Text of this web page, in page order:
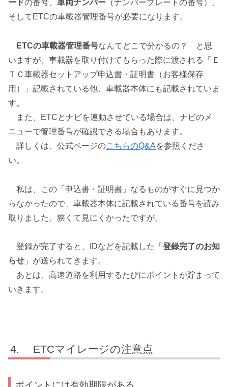
ードの番号、 車両ナンバー （ナンバープレートの番号）、
そしてETCの車載器管理番号が必要になります。
ETCの車載器管理番号なんてどこで分かるの？ と思
いますが、車載器を取り付けてもらった際に渡される「Ｅ
ＴＣ車載器セットアップ申込書・証明書（お客様保存
用）」記載されている他、車載器本体にも記載されていま
す。
また、ETCとナビを連動させている場合は、ナビのメ
ニューで管理番号が確認できる場合もあります。
詳しくは、公式ページのこちらのQ&Aを参照くださ
い。
私は、この「申込書・証明書」なるものがすぐに見つか
らなかったので、車載器本体に記載されている番号を読み
取りました。狭くて見にくかったですが。
登録が完了すると、IDなどを記載した「 登録完了のお知
らせ 」が送られてきます。
あとは、高速道路を利用するたびにポイントが貯まって
いきます。
ETCマイレージの注意点
ポイントには有効期限がある